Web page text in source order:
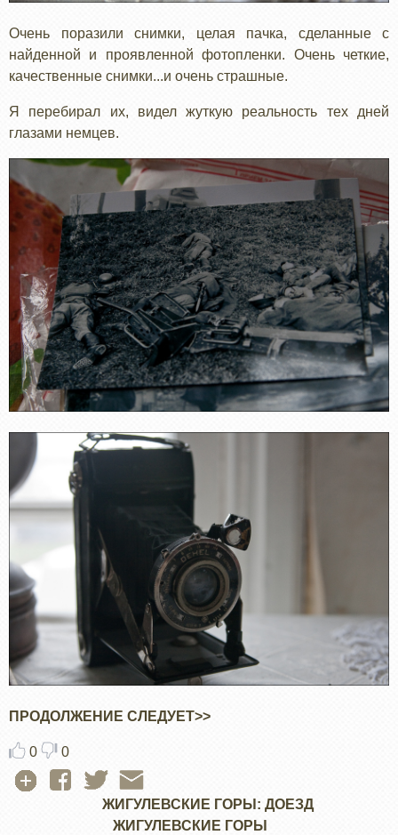
Очень поразили снимки, целая пачка, сделанные с
найденной и проявленной фотопленки. Очень четкие,
качественные снимки...и очень страшные.
Я перебирал их, видел жуткую реальность тех дней
глазами немцев.
ПРОДОЛЖЕНИЕ СЛЕДУЕТ>>
0 0
ЖИГУЛЕВСКИЕ ГОРЫ: ДОЕЗД
ЖИГУЛЕВСКИЕ ГОРЫ